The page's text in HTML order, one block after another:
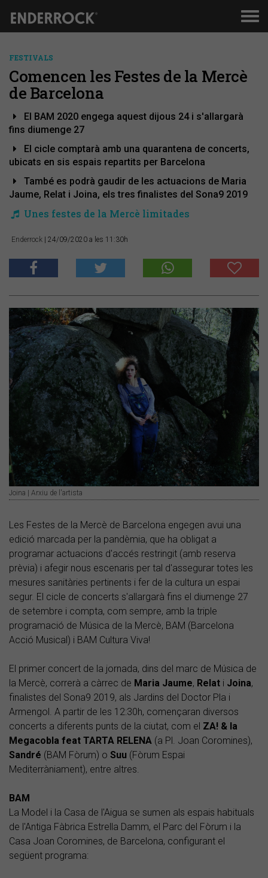
FESTIVALS
Comencen les Festes de la Mercè
de Barcelona
El BAM 2020 engega aquest dijous 24 i s'allargarà
fins diumenge 27
El cicle comptarà amb una quarantena de concerts,
ubicats en sis espais repartits per Barcelona
També es podrà gaudir de les actuacions de Maria
Jaume, Relat i Joina, els tres finalistes del Sona9 2019
Unes festes de la Mercè limitades
Enderrock | 24/09/2020 a les 11:30h
Joina | Arxiu de l'artista
Les Festes de la Mercè de Barcelona engegen avui una
edició marcada per la pandèmia, que ha obligat a
programar actuacions d'accés restringit (amb reserva
prèvia) i afegir nous escenaris per tal d'assegurar totes les
mesures sanitàries pertinents i fer de la cultura un espai
segur. El cicle de concerts s'allargarà fins el diumenge 27
de setembre i compta, com sempre, amb la triple
programació de Música de la Mercè, BAM (Barcelona
Acció Musical) i BAM Cultura Viva!
El primer concert de la jornada, dins del marc de Música de
la Mercè, correrà a càrrec de Maria Jaume, Relat i Joina,
finalistes del Sona9 2019, als Jardins del Doctor Pla i
Armengol. A partir de les 12:30h, començaran diversos
concerts a diferents punts de la ciutat, com el ZA! & la
Megacobla feat TARTA RELENA (a Pl. Joan Coromines),
Sandré (BAM Fòrum) o Suu (Fòrum Espai
Mediterràniament), entre altres.
BAM
La Model i la Casa de l'Aigua se sumen als espais habituals
de l'Antiga Fàbrica Estrella Damm, el Parc del Fòrum i la
Casa Joan Coromines, de Barcelona, configurant el
següent programa: